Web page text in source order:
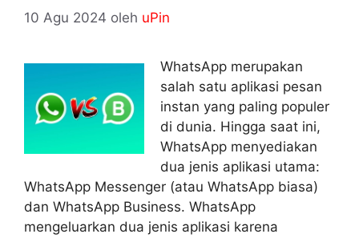
10 Agu 2024 oleh uPin
WhatsApp merupakan
salah satu aplikasi pesan
instan yang paling populer
di dunia. Hingga saat ini,
WhatsApp menyediakan
dua jenis aplikasi utama:
WhatsApp Messenger (atau WhatsApp biasa)
dan WhatsApp Business. WhatsApp
mengeluarkan dua jenis aplikasi karena